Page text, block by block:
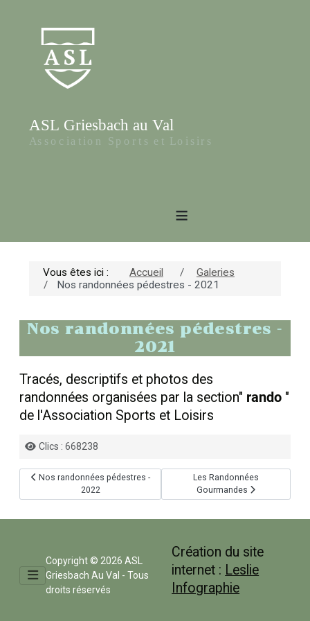
≡
Vous êtes ici : Accueil
Galeries
Nos randonnées pédestres - 2021
Nos randonnées pédestres -
2021
Tracés, descriptifs et photos des
randonnées organisées par la section" rando "
de l'Association Sports et Loisirs
DétailsClics : 668238
Article précédent : Nos randonnées pédestres - 2022
Nos randonnées pédestres -
2022
Article suivant : Les
Les Randonnées
Gourmandes
Copyright © 2026 ASL
Griesbach Au Val - Tous
droits réservés
Création du site
internet : Leslie
Infographie